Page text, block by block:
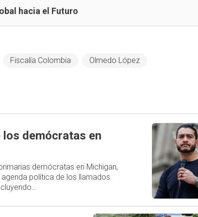
hacia el Futuro
Fiscalía Colombia
Olmedo López
los demócratas en
demócratas en Michigan,
política de los llamados